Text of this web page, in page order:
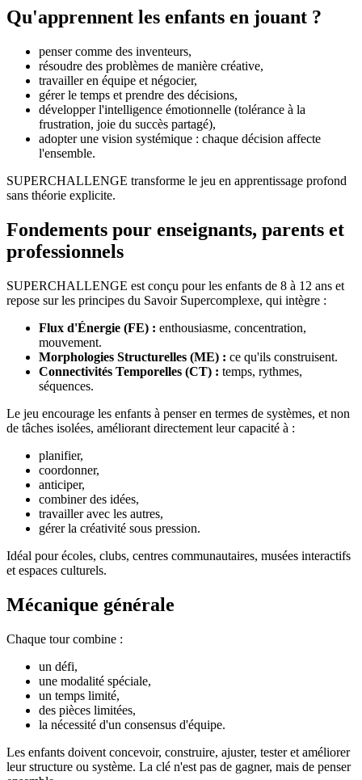
Qu'apprennent les enfants en jouant ?
penser comme des inventeurs,
résoudre des problèmes de manière créative,
travailler en équipe et négocier,
gérer le temps et prendre des décisions,
développer l'intelligence émotionnelle (tolérance à la
frustration, joie du succès partagé),
adopter une vision systémique : chaque décision affecte
l'ensemble.
SUPERCHALLENGE transforme le jeu en apprentissage profond
sans théorie explicite.
Fondements pour enseignants, parents et
professionnels
SUPERCHALLENGE est conçu pour les enfants de 8 à 12 ans et
repose sur les principes du Savoir Supercomplexe, qui intègre :
Flux d'Énergie (FE) : enthousiasme, concentration,
mouvement.
Morphologies Structurelles (ME) : ce qu'ils construisent.
Connectivités Temporelles (CT) : temps, rythmes,
séquences.
Le jeu encourage les enfants à penser en termes de systèmes, et non
de tâches isolées, améliorant directement leur capacité à :
planifier,
coordonner,
anticiper,
combiner des idées,
travailler avec les autres,
gérer la créativité sous pression.
Idéal pour écoles, clubs, centres communautaires, musées interactifs
et espaces culturels.
Mécanique générale
Chaque tour combine :
un défi,
une modalité spéciale,
un temps limité,
des pièces limitées,
la nécessité d'un consensus d'équipe.
Les enfants doivent concevoir, construire, ajuster, tester et améliorer
leur structure ou système. La clé n'est pas de gagner, mais de penser